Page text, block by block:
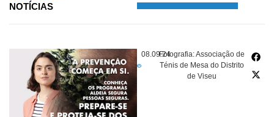
NOTÍCIAS
08.09.24Fotografia: Associação de
Ténis de Mesa do Distrito
de Viseu